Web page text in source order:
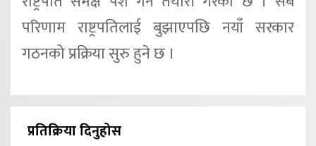
परिणाम राष्ट्रपतिलाई बुझाएपछि नयाँ सरकार
गठनको प्रक्रिया सुरु हुने छ ।
प्रतिक्रिया दिनुहोस